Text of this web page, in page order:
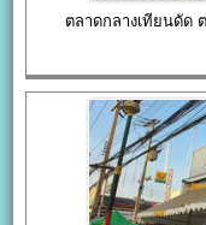
ตลาดกลางเทียนดัด